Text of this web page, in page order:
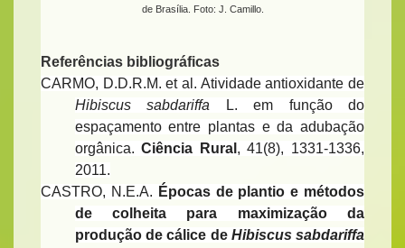
de Brasília. Foto: J. Camillo.
Referências bibliográficas
CARMO, D.D.R.M. et al. Atividade antioxidante de
Hibiscus sabdariffa L. em função do
espaçamento entre plantas e da adubação
orgânica. Ciência Rural , 41(8), 1331-1336,
2011.
CASTRO, N.E.A. Épocas de plantio e métodos
de colheita para maximização da
produção de cálice de Hibiscus sabdariffa